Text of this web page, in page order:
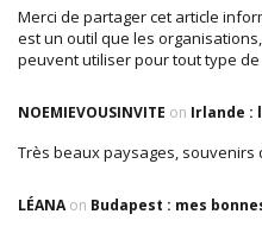
Merci de partager cet article
est un outil que les
peuvent utiliser pour tout type de
NOEMIEVOUSINVITE on Irlande :
Très beaux paysages, souvenirs
LÉANAon Budapest : mes